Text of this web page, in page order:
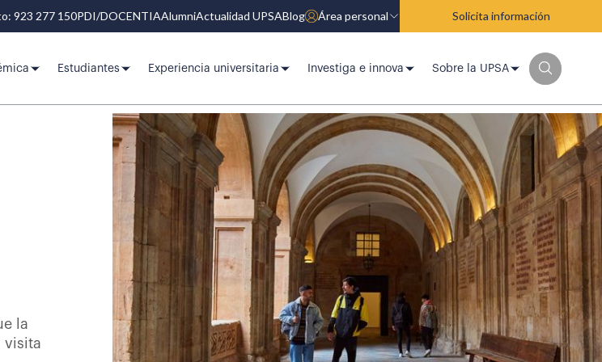
923 277 150PDI/DOCENTIAAlumniActualidad UPSABlog Área personal Solicita información
Estudiantes Experiencia universitaria Investiga e innova Sobre la UPSA
la
visita